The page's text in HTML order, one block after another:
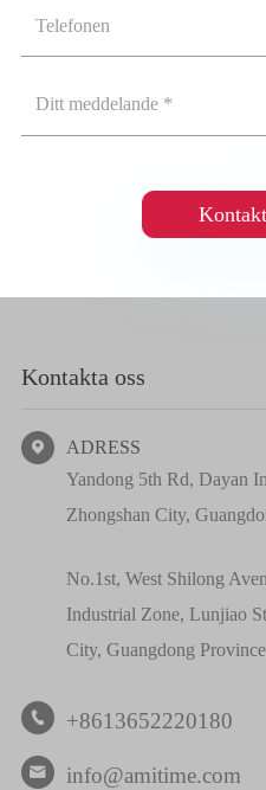
Kontakta oss

ADRESS
Yandong 5th Rd, Dayan
Zhongshan City,
No.1st, West Shilong
Industrial Zone, Lunjiao
City, Guangdong
 +8613652220180
 info@amitime.com